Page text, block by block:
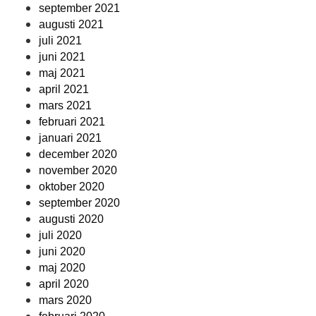
september 2021
augusti 2021
juli 2021
juni 2021
maj 2021
april 2021
mars 2021
februari 2021
januari 2021
december 2020
november 2020
oktober 2020
september 2020
augusti 2020
juli 2020
juni 2020
maj 2020
april 2020
mars 2020